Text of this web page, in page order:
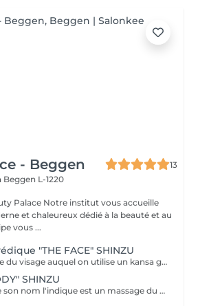
- Beggen
13
Beggen L-1220
vous accueille
et chaleureux dédié à la beauté et au
vous ...
"THE FACE" SHINZU
Massage ayurvédique du visage auquel on utilise un kansa guérisseur de L'Inde. Celui-ci permet de rééquilibrer les énergies au corps, agit sur des points d'acupression pour améliorer la circulation, détendre les muscles, drainer, anti-stresse et raffermir l'ovale du visage. Résultats: *Détente *Peau lumineuse *Amélioration du tonus musculaire *Diminution des tensions faciales *Améliore les maux de tête *Anti-stress *Draine
SHINZU
"THE BODY" comme son nom l'indique est un massage du corps complet. (Cuir chevelu compris) Pratiqué à l'aide de KANSAS rugueux (métal guérisseur de l'inde) Voici ce que ce massage vous apportera: *Une meilleur oxygénation et circulation du sang *Il réactivera vos capacités, concentration et clarté mentale *Il améliorera vos défenses immunitaires *Il détoxifiera votre corps (drainage) *Il aidera à la régulation du sommeil *Il soulagera les tensions de la vie quotidienne *Il rééquilibrera vos énergies